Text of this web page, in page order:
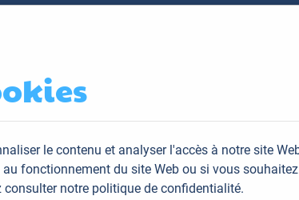
le contenu et analyser l'accès à notre site
fonctionnement du site Web ou si vous
consulter notre politique de confidentialité.